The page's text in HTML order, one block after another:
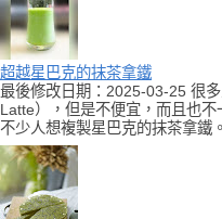
超越星巴克的抹茶拿鐵
最後修改日期：2025-03-25 很
Latte），但是不便宜，而且也
不少人想複製星巴克的抹茶拿鐵